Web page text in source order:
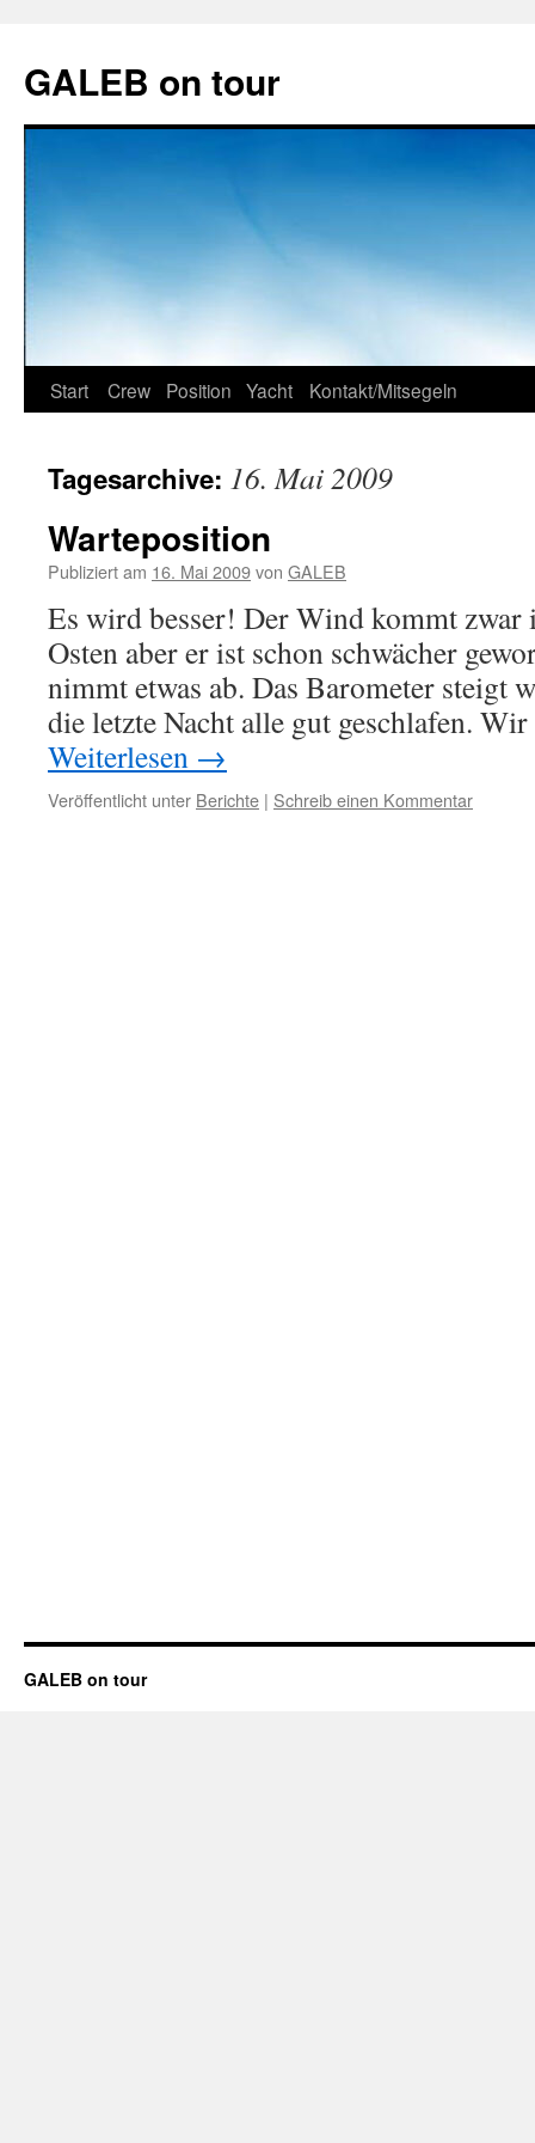
GALEB on tour
Zum
springen
Start Crew Position Yacht Kontakt/Mitsegeln
Tagesarchive: 16. Mai 2009
Warteposition
Publiziert am 16. Mai 2009von GALEB
Es wird besser! Der Wind kommt zwar
Osten aber er ist schon schwächer
nimmt etwas ab. Das Barometer steigt
die letzte Nacht alle gut geschlafen.
Weiterlesen →
Veröffentlicht unter Berichte | Schreib einen Kommentar
GALEB on tour